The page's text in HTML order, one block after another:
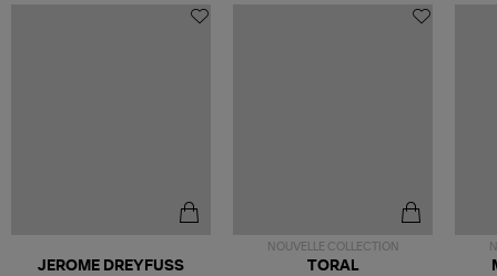
JEROME DREYFUSS
NOUVELLE COLLECTION
TORAL